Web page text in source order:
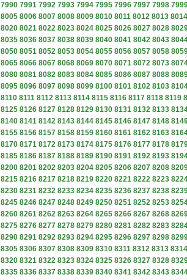
7990 7991 7992 7993 7994 7995 7996 7997 7998
8005 8006 8007 8008 8009 8010 8011 8012 8013 8014
8020 8021 8022 8023 8024 8025 8026 8027 8028
8035 8036 8037 8038 8039 8040 8041 8042 8043
8050 8051 8052 8053 8054 8055 8056 8057 8058
8065 8066 8067 8068 8069 8070 8071 8072 8073
8080 8081 8082 8083 8084 8085 8086 8087 8088
8095 8096 8097 8098 8099 8100 8101 8102 8103
8110 8111 8112 8113 8114 8115 8116 8117 8118 8119
8125 8126 8127 8128 8129 8130 8131 8132 8133
8140 8141 8142 8143 8144 8145 8146 8147 8148
8155 8156 8157 8158 8159 8160 8161 8162 8163
8170 8171 8172 8173 8174 8175 8176 8177 8178
8185 8186 8187 8188 8189 8190 8191 8192 8193
8200 8201 8202 8203 8204 8205 8206 8207 8208
8215 8216 8217 8218 8219 8220 8221 8222 8223
8230 8231 8232 8233 8234 8235 8236 8237 8238
8245 8246 8247 8248 8249 8250 8251 8252 8253
8260 8261 8262 8263 8264 8265 8266 8267 8268
8275 8276 8277 8278 8279 8280 8281 8282 8283
8290 8291 8292 8293 8294 8295 8296 8297 8298
8305 8306 8307 8308 8309 8310 8311 8312 8313 8314
8320 8321 8322 8323 8324 8325 8326 8327 8328
8335 8336 8337 8338 8339 8340 8341 8342 8343